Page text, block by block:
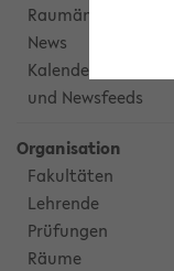
Raumänderungen
News
Kalenderintegration
und Newsfeeds
Organisation
Fakultäten
Lehrende
Prüfungen
Räume